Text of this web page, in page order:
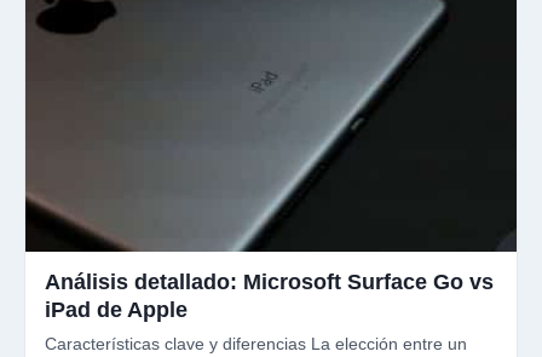
Análisis detallado: Microsoft Surface Go vs
iPad de Apple
Características clave y diferencias La elección entre un